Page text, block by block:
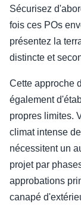
Sécurisez
fois ces POs
présentez la
distincte et
Cette approche
également
propres limites.
climat intense
nécessitent un
projet par
approbations
canapé